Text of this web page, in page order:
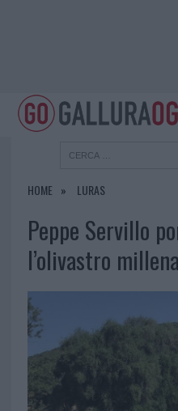
HOME LURAS
Peppe Servillo
l’olivastro